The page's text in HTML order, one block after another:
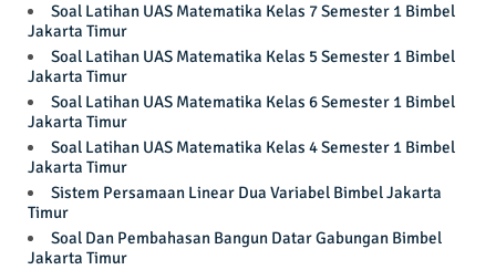
Soal Latihan UAS Matematika Kelas 7 Semester 1 Bimbel
Jakarta Timur
Soal Latihan UAS Matematika Kelas 5 Semester 1 Bimbel
Jakarta Timur
Soal Latihan UAS Matematika Kelas 6 Semester 1 Bimbel
Jakarta Timur
Soal Latihan UAS Matematika Kelas 4 Semester 1 Bimbel
Jakarta Timur
Sistem Persamaan Linear Dua Variabel Bimbel Jakarta
Timur
Soal Dan Pembahasan Bangun Datar Gabungan Bimbel
Jakarta Timur